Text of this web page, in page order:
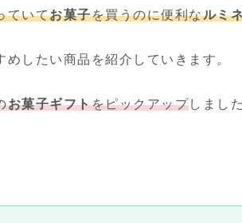
ていてお菓子を買うのに便利なルミ
めしたい商品を紹介していきます。
お菓子ギフトをピックアップしました